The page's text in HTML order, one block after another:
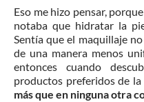
Eso me hizo pensar,
notaba que hidratar la
Sentía que el maquillaje
de una manera menos
entonces cuando
productos preferidos de
más que en ninguna otra